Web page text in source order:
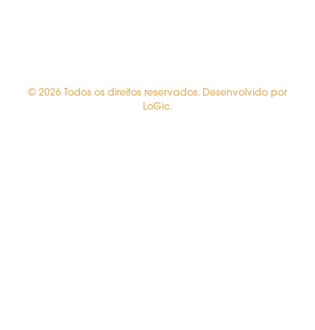
© 2026 Todos os direitos reservados. Desenvolvido por
LoGic.